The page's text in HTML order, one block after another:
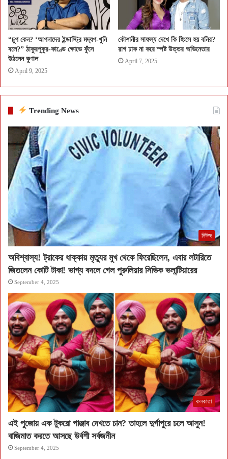
“চুপ কেন? ‘আপনাদের ইন্ডাস্ট্রি মদ্যপ-খুনি
বলে?” ঠাকুরপুকুর-কাণ্ডে ক্ষোভে ফুঁসে
উঠলেন কুণাল
April 9, 2025
কৌশানীর সাফল্য দেখে কি হিংসে হয় বনির?
রাগ ঢাক না করে স্পষ্ট উত্তর অভিনেতার
April 7, 2025
Trending News
নিউজ
অবিশ্বাস্য! ট্রাকের ধাক্কায় মৃত্যুর মুখ থেকে ফিরেছিলেন, এবার লটারিতে
জিতলেন কোটি টাকা! ভাগ্য বদলে গেল পুরুলিয়ার সিভিক ভলান্টিয়ারের
September 4, 2025
কলকাতা
এই পুজোয় এক টুকরো পাঞ্জাব দেখতে চান? তাহলে দুর্গাপুরে চলে আসুন!
বাজিমাত করতে আসছে উর্বশী সর্বজনীন
September 4, 2025